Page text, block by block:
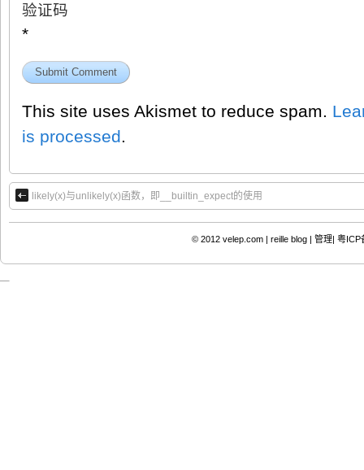
验证码
*
This site uses Akismet to reduce spam.
is processed.
likely(x)与unlikely(x)函数，即__builtin_expect的使用
© 2012 velep.com | reille blog| 管理| 粤ICP